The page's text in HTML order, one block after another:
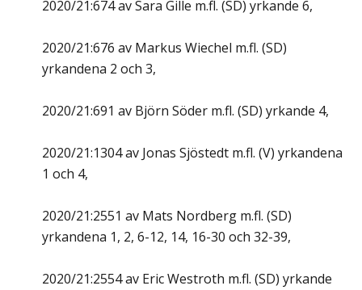
2020/21:674 av Sara Gille m.fl. (SD) yrkande 6,
2020/21:676 av Markus Wiechel m.fl. (SD)
yrkandena 2 och 3,
2020/21:691 av Björn Söder m.fl. (SD) yrkande 4,
2020/21:1304 av Jonas Sjöstedt m.fl. (V) yrkandena
1 och 4,
2020/21:2551 av Mats Nordberg m.fl. (SD)
yrkandena 1, 2, 6-12, 14, 16-30 och 32-39,
2020/21:2554 av Eric Westroth m.fl. (SD) yrkande